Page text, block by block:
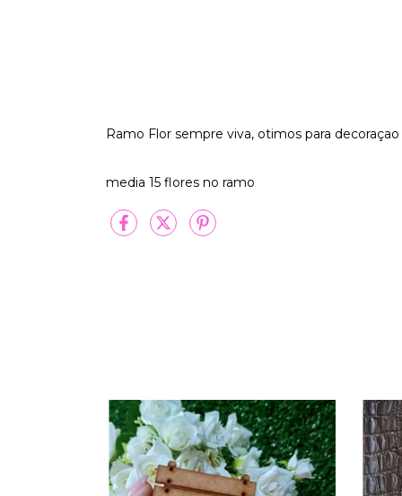
Ramo Flor sempre viva, otimos para decoraçao
media 15 flores no ramo